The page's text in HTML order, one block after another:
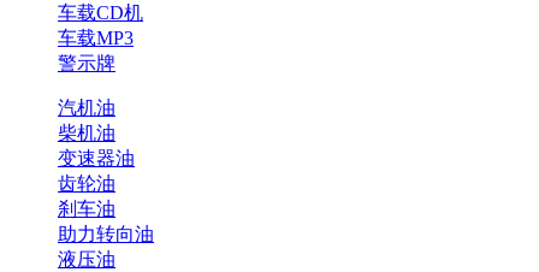
车载CD机
车载MP3
警示牌
汽机油
柴机油
变速器油
齿轮油
刹车油
助力转向油
液压油